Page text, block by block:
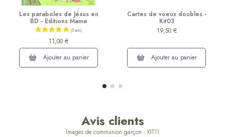
Les paraboles de Jésus en
BD - Editions Mame
11,00 €
Ajouter au panier
Cartes de voeux doubles -
Kit03
19,50 €
Ajouter au panier
Avis clients
Images de communion garçon - KIT11